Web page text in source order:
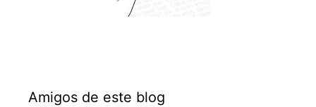
Amigos de este blog